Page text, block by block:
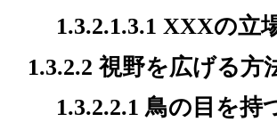
1.3.2.1.3.1 XXXの立
1.3.2.2 視野を広げる方
1.3.2.2.1 鳥の目を持